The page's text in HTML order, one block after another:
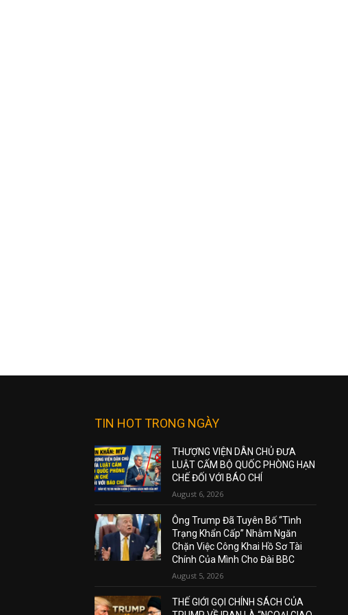
TIN HOT TRONG NGÀY
THƯỢNG VIỆN DÂN CHỦ ĐƯA
LUẬT CẤM BỘ QUỐC PHÒNG HẠN
CHẾ ĐỐI VỚI BÁO CHÍ
August 6, 2026
Ông Trump Đã Tuyên Bố “Tình
Trạng Khẩn Cấp” Nhằm Ngăn
Chặn Việc Công Khai Hồ Sơ Tài
Chính Của Mình Cho Đài BBC
August 5, 2026
THẾ GIỚI GỌI CHÍNH SÁCH CỦA